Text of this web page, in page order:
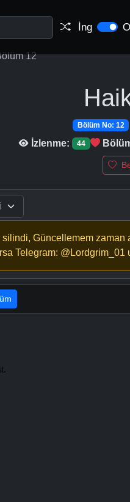
İng
12
Bölüm No: 12
İzlenme:
44
Güncellemem zaman
Telegram: @Lordgrim_01